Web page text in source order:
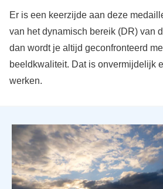
Er is een keerzijde aan deze
van het dynamisch bereik (DR) van
dan wordt je altijd geconfronteerd
beeldkwaliteit. Dat is onvermijdelijk
werken.